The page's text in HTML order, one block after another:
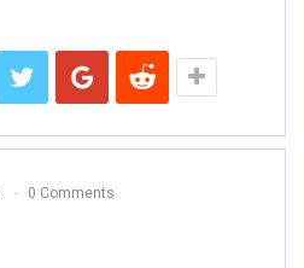
0 Comments